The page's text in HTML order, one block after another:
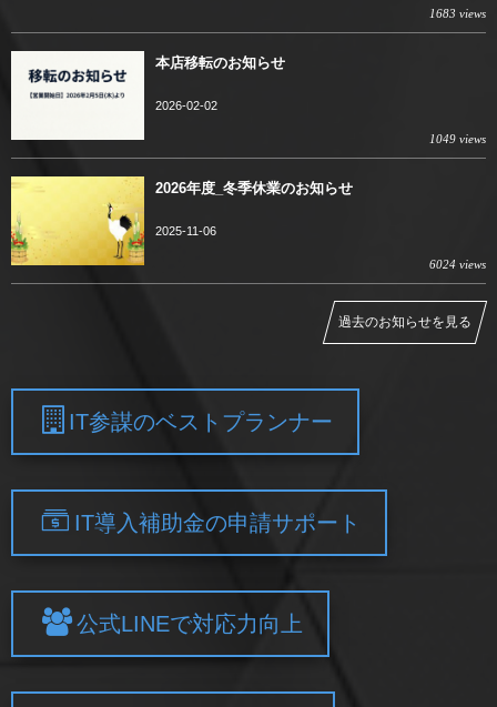
1683 views
本店移転のお知らせ
2026-02-02
1049 views
2026年度_冬季休業のお知らせ
2025-11-06
6024 views
過去のお知らせを見る
IT参謀のベストプランナー
IT導入補助金の申請サポート
公式LINEで対応力向上